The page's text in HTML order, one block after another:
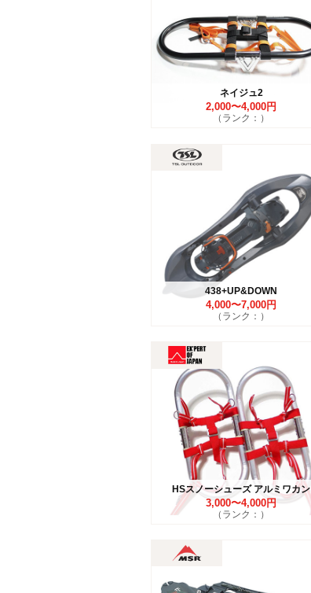
ネイジュ2
2,000〜4,000円
（ランク：）
438+UP&DOWN
4,000〜7,000円
（ランク：）
HSスノーシューズ アルミワカン
3,000〜4,000円
（ランク：）